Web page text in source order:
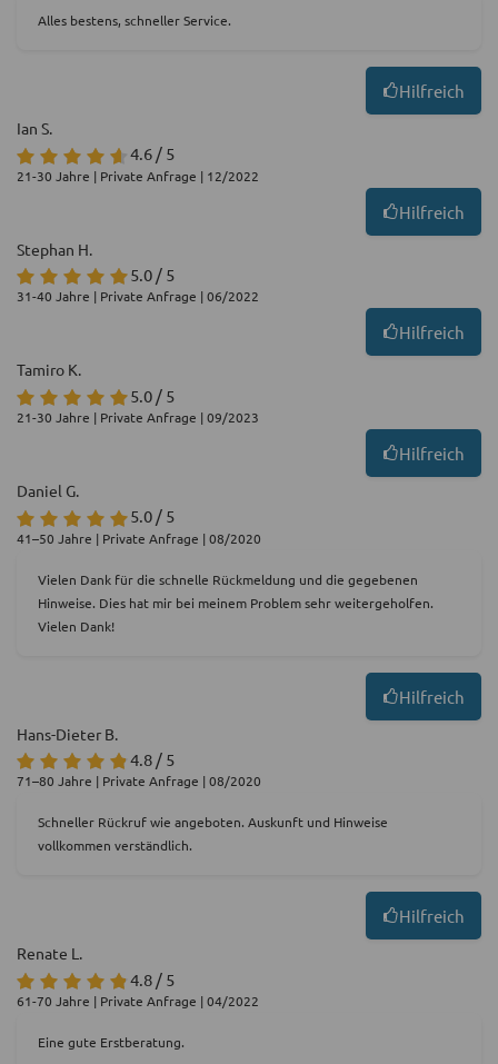
Alles bestens, schneller Service.
Hilfreich
Ian S.
4.6 / 5
21-30 Jahre | Private Anfrage | 12/2022
Hilfreich
Stephan H.
5.0 / 5
31-40 Jahre | Private Anfrage | 06/2022
Hilfreich
Tamiro K.
5.0 / 5
21-30 Jahre | Private Anfrage | 09/2023
Hilfreich
Daniel G.
5.0 / 5
41–50 Jahre | Private Anfrage | 08/2020
Vielen Dank für die schnelle Rückmeldung und die gegebenen
Hinweise. Dies hat mir bei meinem Problem sehr weitergeholfen.
Vielen Dank!
Hilfreich
Hans-Dieter B.
4.8 / 5
71–80 Jahre | Private Anfrage | 08/2020
Schneller Rückruf wie angeboten. Auskunft und Hinweise
vollkommen verständlich.
Hilfreich
Renate L.
4.8 / 5
61-70 Jahre | Private Anfrage | 04/2022
Eine gute Erstberatung.